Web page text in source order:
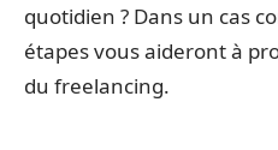
quotidien ? Dans un cas
étapes vous aideront à
du freelancing.